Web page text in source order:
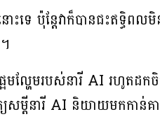
េ ប៉ុន្តែវាក៏បានជះឥទ្ធិពលមិ
ល្ហែមរបស់នារី AI រហូតដកចិ
សម្ដីនារី AI និយាយមកកាន់គ